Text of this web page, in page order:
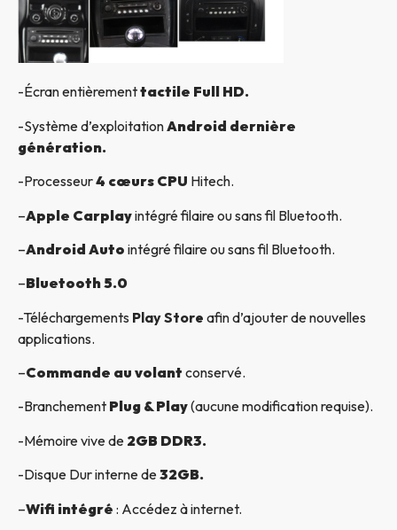
-Écran entièrementtactile Full HD.
-Système d’exploitationAndroid dernière
génération.
-Processeur4 cœurs CPU Hitech.
–Apple Carplayintégré filaire ou sans fil Bluetooth.
–Android Auto intégré filaire ou sans fil Bluetooth.
–Bluetooth 5.0
-Téléchargements Play Store afin d’ajouter de nouvelles
applications.
–Commande au volant conservé.
-Branchement Plug & Play(aucune modification requise).
-Mémoire vive de 2GB DDR3.
-Disque Dur interne de32GB.
–Wifi intégré : Accédez à internet.